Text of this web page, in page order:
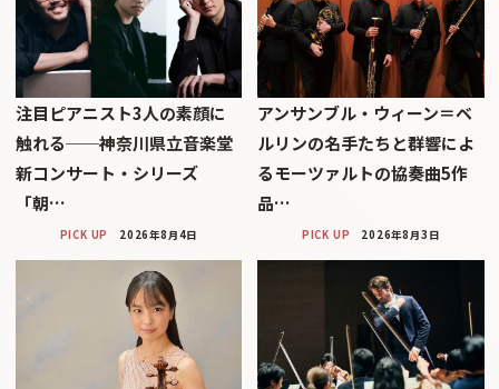
注目ピアニスト3人の素顔に
触れる──神奈川県立音楽堂
新コンサート・シリーズ
「朝…
PICK UP 2026年8月4日
アンサンブル・ウィーン＝ベ
ルリンの名手たちと群響によ
るモーツァルトの協奏曲5作
品…
PICK UP 2026年8月3日